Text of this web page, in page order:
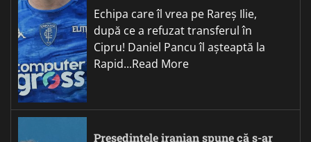
Echipa care îl vrea pe Rareș Ilie,
după ce a refuzat transferul în
Cipru! Daniel Pancu îl așteaptă la
Rapid...Read More
Președintele iranian spune că s-ar